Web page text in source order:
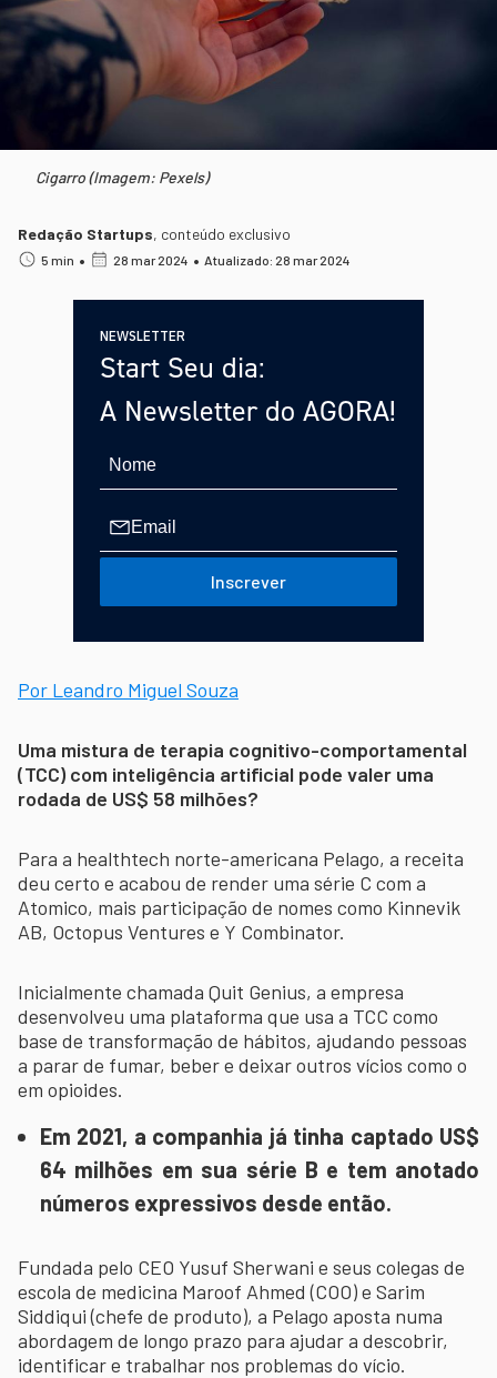
Cigarro (Imagem: Pexels)
Redação Startups, conteúdo exclusivo
5 min • 28 mar 2024 • Atualizado: 28 mar 2024
NEWSLETTER
Start Seu dia:
A Newsletter do AGORA!
Inscrever
Por Leandro Miguel Souza
Uma mistura de terapia cognitivo-comportamental
(TCC) com inteligência artificial pode valer uma
rodada de US$ 58 milhões?
Para a healthtech norte-americana Pelago, a receita
deu certo e acabou de render uma série C com a
Atomico, mais participação de nomes como Kinnevik
AB, Octopus Ventures e Y Combinator.
Inicialmente chamada Quit Genius, a empresa
desenvolveu uma plataforma que usa a TCC como
base de transformação de hábitos, ajudando pessoas
a parar de fumar, beber e deixar outros vícios como o
em opioides.
Em 2021, a companhia já tinha captado US$
64 milhões em sua série B e tem anotado
números expressivos desde então.
Fundada pelo CEO Yusuf Sherwani e seus colegas de
escola de medicina Maroof Ahmed (COO) e Sarim
Siddiqui (chefe de produto), a Pelago aposta numa
abordagem de longo prazo para ajudar a descobrir,
identificar e trabalhar nos problemas do vício.